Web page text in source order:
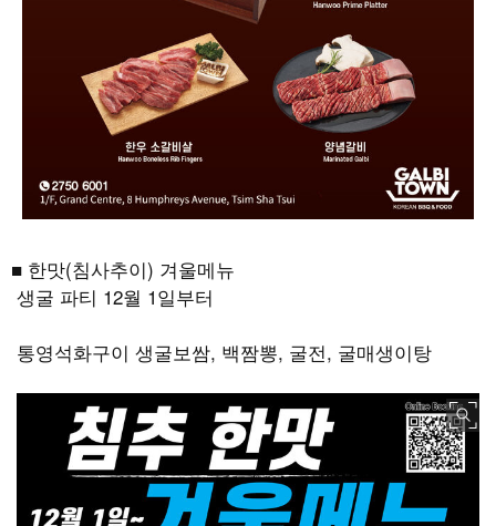
■ 한맛(침사추이) 겨울메뉴
생굴 파티 12월 1일부터
통영석화구이 생굴보쌈, 백짬뽕, 굴전, 굴매생이탕